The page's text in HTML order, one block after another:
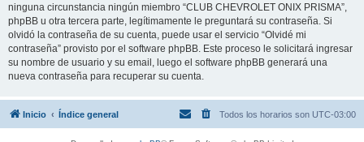
ninguna circunstancia ningún miembro “CLUB CHEVROLET ONIX PRISMA”,
phpBB u otra tercera parte, legítimamente le preguntará su contraseña. Si
olvidó la contraseña de su cuenta, puede usar el servicio “Olvidé mi
contraseña” provisto por el software phpBB. Este proceso le solicitará ingresar
su nombre de usuario y su email, luego el software phpBB generará una
nueva contraseña para recuperar su cuenta.
Inicio Índice general Todos los horarios son UTC-03:00